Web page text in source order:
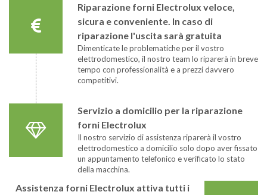
Riparazione forni Electrolux veloce,
sicura e conveniente. In caso di
riparazione l'uscita sarà gratuita
Dimenticate le problematiche per il vostro
elettrodomestico, il nostro team lo riparerà in breve
tempo con professionalità e a prezzi davvero
competitivi.
Servizio a domicilio per la riparazione
forni Electrolux
Il nostro servizio di assistenza riparerà il vostro
elettrodomestico a domicilio solo dopo aver fissato
un appuntamento telefonico e verificato lo stato
della macchina.
Assistenza forni Electrolux attiva tutti i